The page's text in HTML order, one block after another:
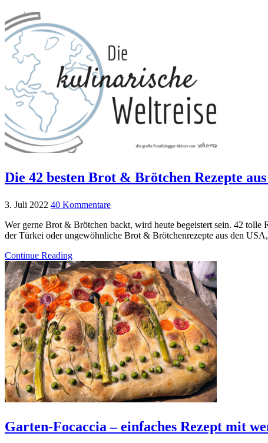
Die 42 besten Brot & Brötchen Rezepte
3. Juli 2022 40 Kommentare
Wer gerne Brot & Brötchen backt, wird heute begeistert sein. 42 tolle
der Türkei oder ungewöhnliche Brot & Brötchenrezepte aus den
Continue Reading
Garten-Focaccia – einfaches Rezept mit